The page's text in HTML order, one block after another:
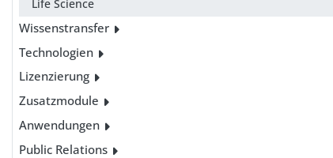
Life Science
Wissenstransfer
Technologien
Lizenzierung
Zusatzmodule
Anwendungen
Public Relations